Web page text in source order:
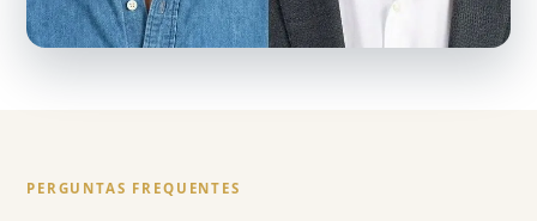
PERGUNTAS FREQUENTES